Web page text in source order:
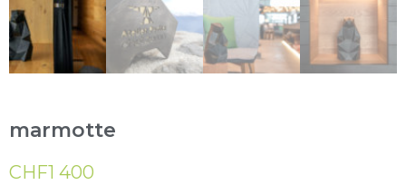
marmotte
CHF1 400